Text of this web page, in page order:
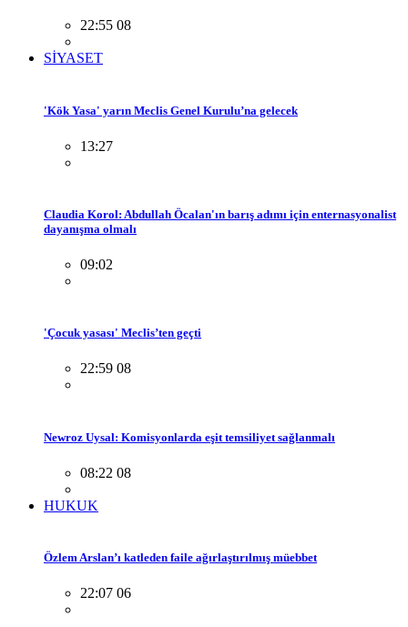
22:55 08
SİYASET
'Kök Yasa' yarın Meclis Genel Kurulu’na gelecek
13:27
Claudia Korol: Abdullah Öcalan'ın barış adımı için enternasyonalist
dayanışma olmalı
09:02
'Çocuk yasası' Meclis’ten geçti
22:59 08
Newroz Uysal: Komisyonlarda eşit temsiliyet sağlanmalı
08:22 08
HUKUK
Özlem Arslan’ı katleden faile ağırlaştırılmış müebbet
22:07 06